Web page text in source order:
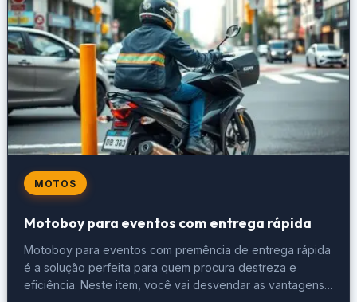
MOTOS
Motoboy para eventos com entrega rápida
Motoboy para eventos com premência de entrega rápida
é a solução perfeita para quem procura destreza e
eficiência. Neste item, você vai desvendar as vantagens